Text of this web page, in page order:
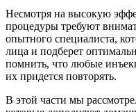
Несмотря на высокую
процедуры требуют
опытного специалиста,
лица и подберет
помнить, что любые
их придется повторять.
В этой части мы